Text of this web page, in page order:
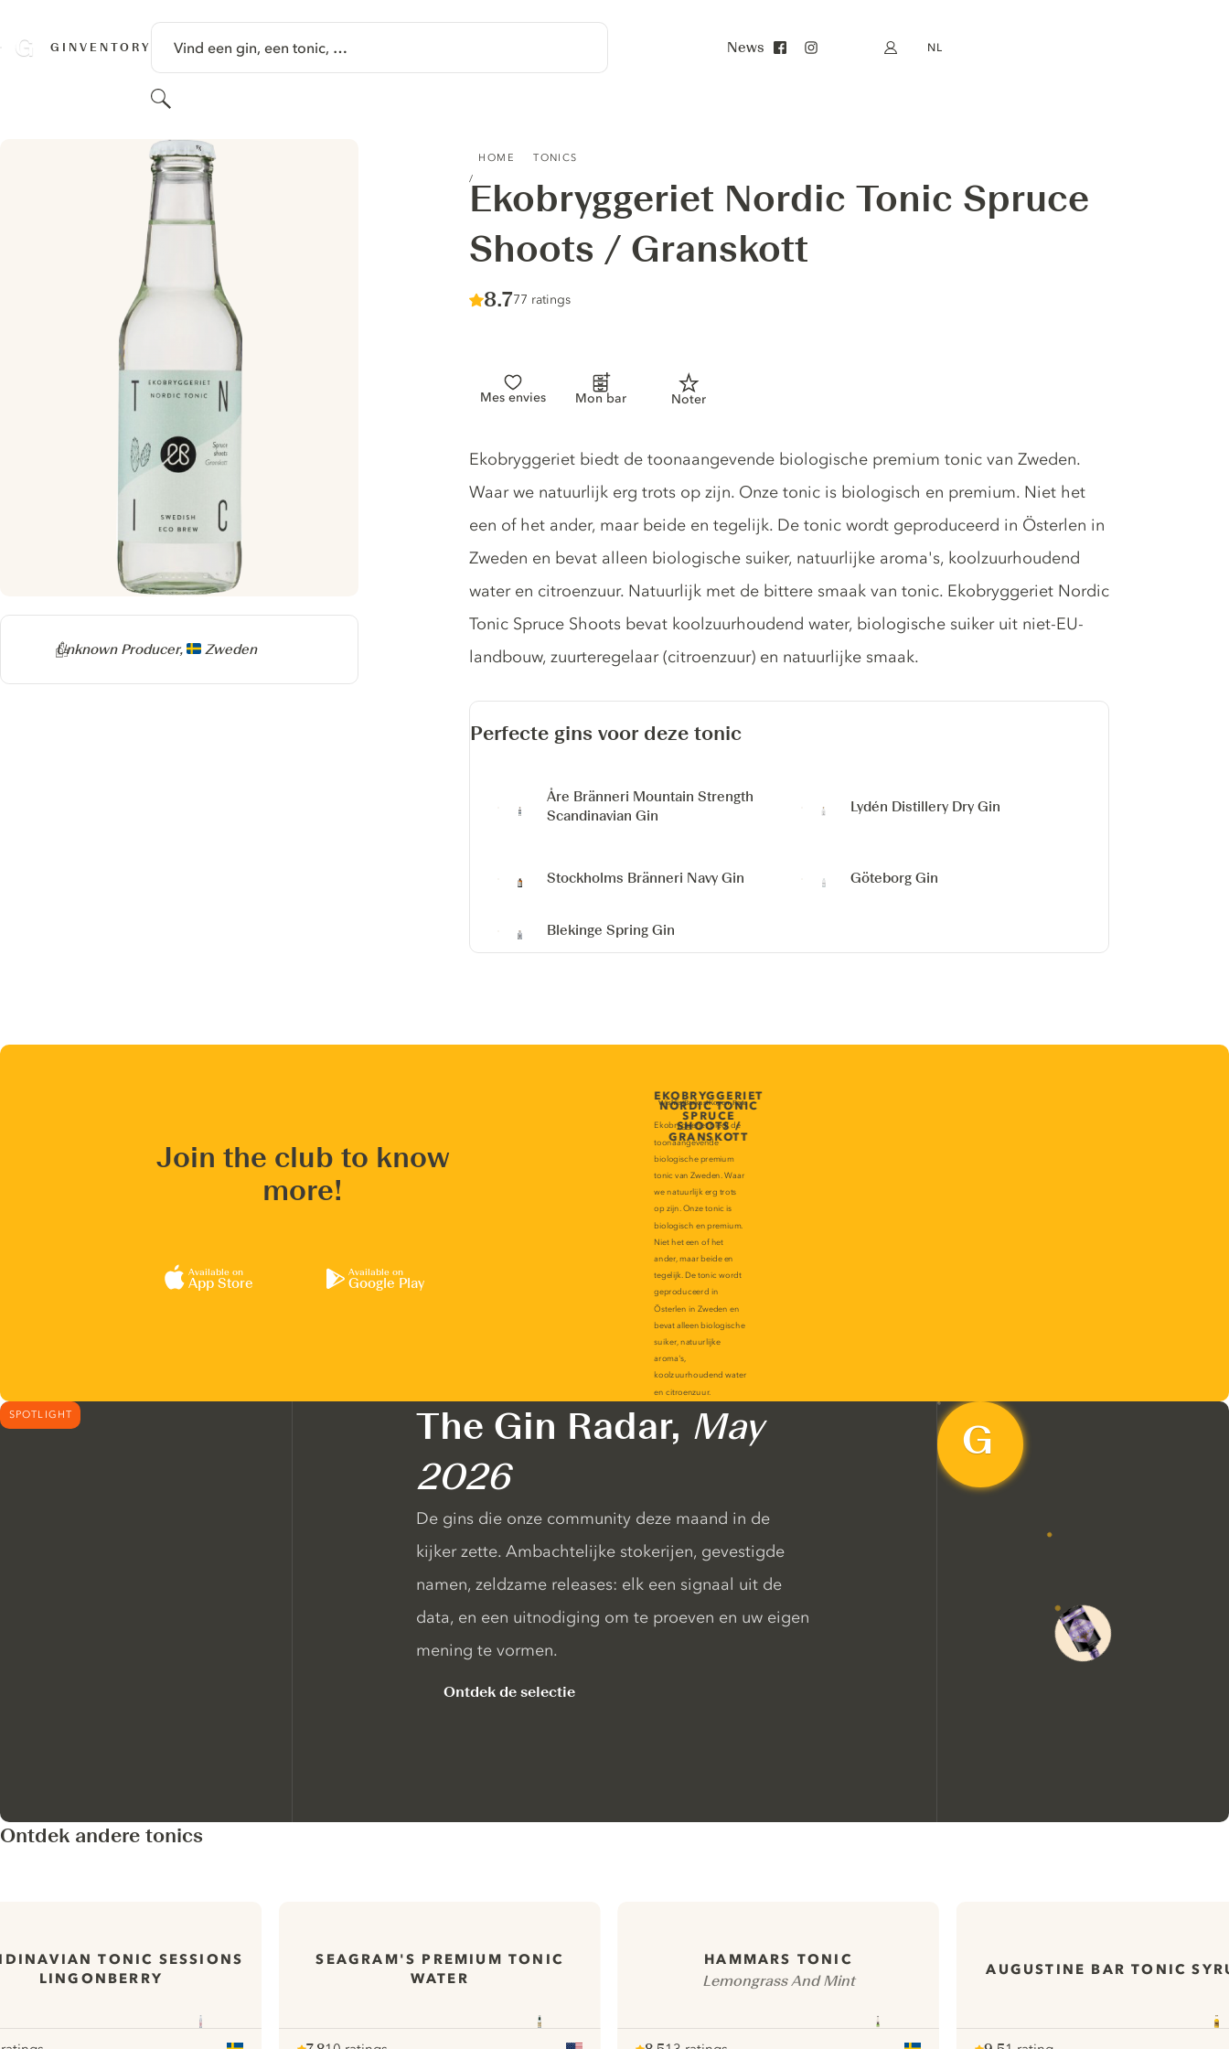
GINVENTORY Vind een gin, een tonic, …
Zoeken
News Mijn account
NL
HOME TONICS
Ekobryggeriet Nordic Tonic Spruce
Shoots / Granskott
Score :
8.7/ 10
77 ratings
Mes envies Mon bar Noter
Producer
Unknown Producer, Zweden
Tonic description
Ekobryggeriet biedt de toonaangevende biologische premium tonic van Zweden.
Waar we natuurlijk erg trots op zijn. Onze tonic is biologisch en premium. Niet het
een of het ander, maar beide en tegelijk. De tonic wordt geproduceerd in Österlen in
Zweden en bevat alleen biologische suiker, natuurlijke aroma's, koolzuurhoudend
water en citroenzuur. Natuurlijk met de bittere smaak van tonic. Ekobryggeriet Nordic
Tonic Spruce Shoots bevat koolzuurhoudend water, biologische suiker uit niet-EU-
landbouw, zuurteregelaar (citroenzuur) en natuurlijke smaak.
Perfecte gins voor deze tonic
Åre Bränneri Mountain Strength
Scandinavian Gin
Lydén Distillery Dry Gin
Stockholms Bränneri Navy Gin Göteborg Gin
Blekinge Spring Gin
Join the club to know
more!
Available on
App Store
Available on
Google Play
SPOTLIGHT The Gin Radar, May
2026
De gins die onze community deze maand in de
kijker zette. Ambachtelijke stokerijen, gevestigde
namen, zeldzame releases: elk een signaal uit de
data, en een uitnodiging om te proeven en uw eigen
mening te vormen.
Ontdek de selectie
Ontdek andere tonics
TONIC SESSIONS
LINGONBERRY
SEAGRAM'S PREMIUM TONIC
WATER
HAMMARS TONIC
Lemongrass And Mint
AUGUSTINE BAR TONIC